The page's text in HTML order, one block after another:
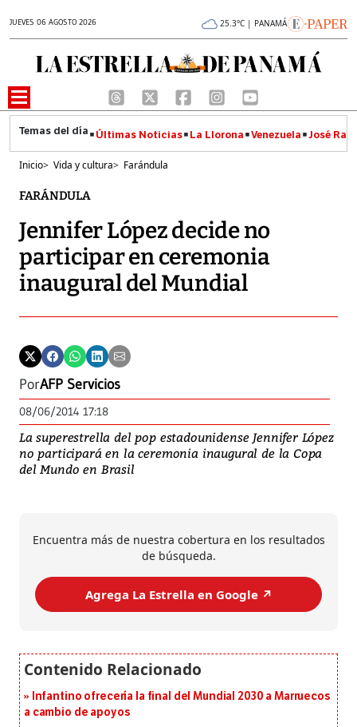
JUEVES 06 AGOSTO 2026 25.3°C | PANAMÁ
Últimas Noticias La Llorona Venezuela José
Inicio> Vida y cultura> Farándula
FARÁNDULA
Jennifer López decide no
participar en ceremonia
inaugural del Mundial
PorAFP Servicios
08/06/2014 17:18
La superestrella del pop estadounidense Jennifer López
no participará en la ceremonia inaugural de la Copa
del Mundo en Brasil
Encuentra más de nuestra cobertura en los resultados
de búsqueda.
Agrega La Estrella en Google ↗️
Infantino ofrecería la final del Mundial 2030 a Marruecos
a cambio de apoyos